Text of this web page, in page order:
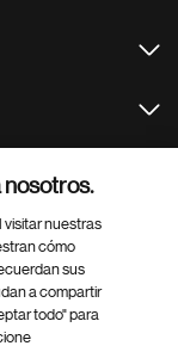
nosotros.
visitar nuestras
cómo
sus
a compartir
todo" para